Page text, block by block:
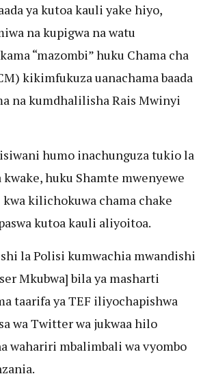
ya kutoa kauli yake hiyo,
na kupigwa na watu
“mazombi” huku Chama cha
kikimfukuza uanachama baada
na kumdhalilisha Rais Mwinyi
humo inachunguza tukio la
huku Shamte mwenyewe
kilichokuwa chama chake
kutoa kauli aliyoitoa.
la Polisi kumwachia mwandishi
Mkubwa] bila ya masharti
taarifa ya TEF iliyochapishwa
wa Twitter wa jukwaa hilo
wahariri mbalimbali wa vyombo